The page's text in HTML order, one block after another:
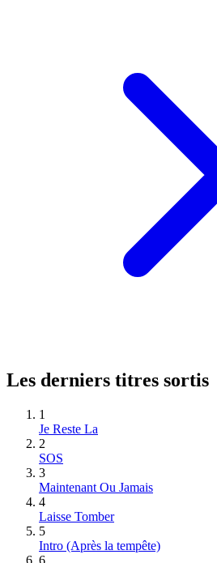
Les derniers titres sortis
1
Je Reste La
2
SOS
3
Maintenant Ou Jamais
4
Laisse Tomber
5
Intro (Après la tempête)
6